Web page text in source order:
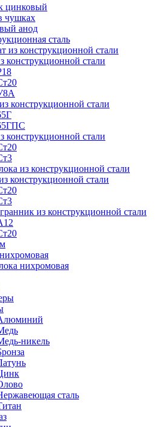
цинковый
чушках
анод
сталь
из конструкционной стали
конструкционной стали
конструкционной стали
конструкционной стали
из конструкционной стали
конструкционной стали
из конструкционной стали
нихромовая
никель
сталь